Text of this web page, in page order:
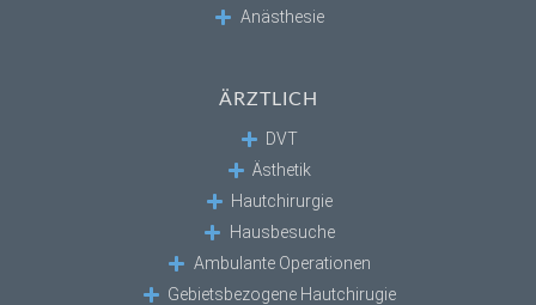
Anästhesie
ÄRZTLICH
DVT
Ästhetik
Hautchirurgie
Hausbesuche
Ambulante Operationen
Gebietsbezogene Hautchirugie